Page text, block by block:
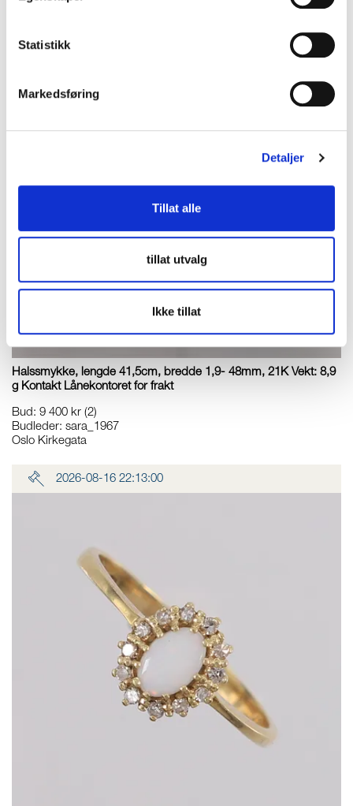
Statistikk
Markedsføring
Detaljer
Tillat alle
tillat utvalg
Ikke tillat
Halssmykke, lengde 41,5cm, bredde 1,9- 48mm, 21K Vekt: 8,9
g Kontakt Lånekontoret for frakt
Bud: 9 400 kr (2)
Budleder: sara_1967
Oslo Kirkegata
2026-08-16 22:13:00